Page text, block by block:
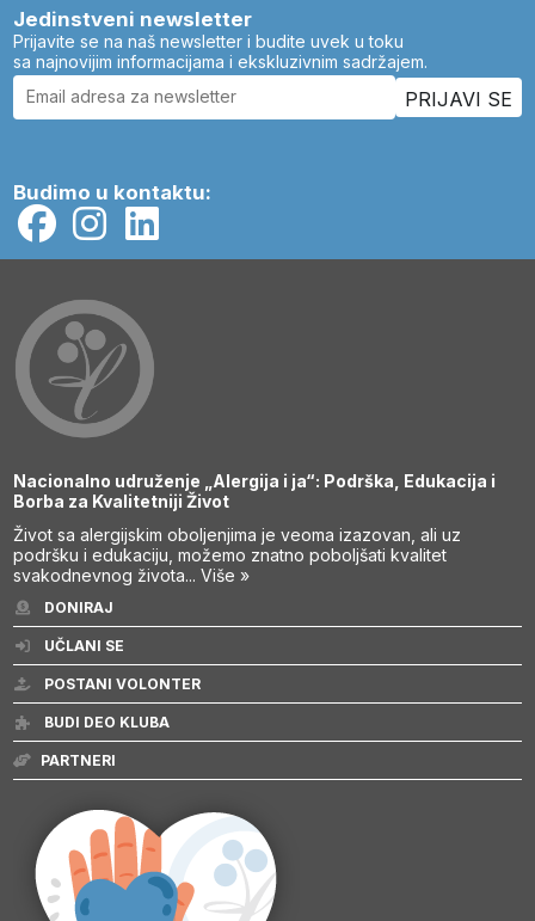
Jedinstveni newsletter
Prijavite se na naš newsletter i budite uvek u toku
sa najnovijim informacijama i ekskluzivnim sadržajem.
Budimo u kontaktu:
Nacionalno udruženje „Alergija i ja“: Podrška, Edukacija i
Borba za Kvalitetniji Život
Život sa alergijskim oboljenjima je veoma izazovan, ali uz
podršku i edukaciju, možemo znatno poboljšati kvalitet
svakodnevnog života...Više »
DONIRAJ
UČLANI SE
POSTANI VOLONTER
BUDI DEO KLUBA
PARTNERI